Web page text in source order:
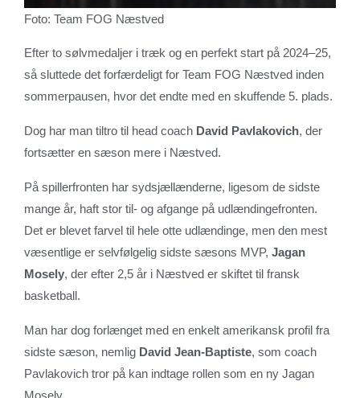
Foto: Team FOG Næstved
Efter to sølvmedaljer i træk og en perfekt start på 2024–25,
så sluttede det forfærdeligt for Team FOG Næstved inden
sommerpausen, hvor det endte med en skuffende 5. plads.
Dog har man tiltro til head coach David Pavlakovich, der
fortsætter en sæson mere i Næstved.
På spillerfronten har sydsjællænderne, ligesom de sidste
mange år, haft stor til- og afgange på udlændingefronten.
Det er blevet farvel til hele otte udlændinge, men den mest
væsentlige er selvfølgelig sidste sæsons MVP, Jagan
Mosely, der efter 2,5 år i Næstved er skiftet til fransk
basketball.
Man har dog forlænget med en enkelt amerikansk profil fra
sidste sæson, nemlig David Jean-Baptiste, som coach
Pavlakovich tror på kan indtage rollen som en ny Jagan